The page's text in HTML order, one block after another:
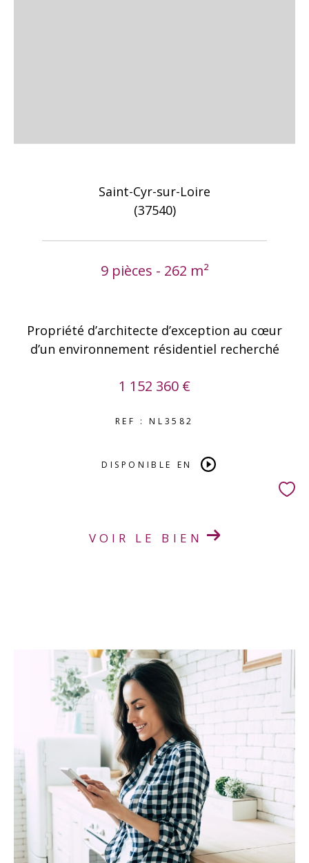
Saint-Cyr-sur-Loire
(37540)
9 pièces - 262 m²
Propriété d’architecte d’exception au cœur
d’un environnement résidentiel recherché
1 152 360 €
REF : NL3582
DISPONIBLE EN
VOIR LE BIEN